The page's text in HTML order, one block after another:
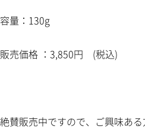
容量：130g
販売価格 ：3,850円 (税込)
絶賛販売中ですので、ご興味あ